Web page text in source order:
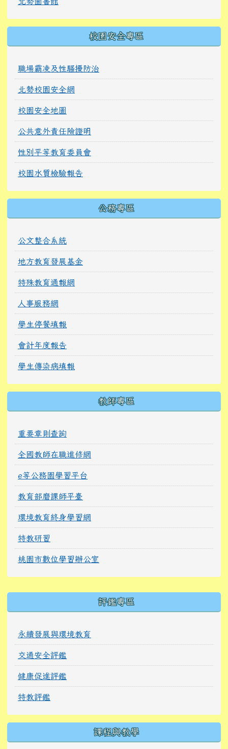
校園安全專區
職場霸凌及性騷擾防治
北勢校園安全網
校園安全地圖
公共意外責任險證明
性別平等教育委員會
校園水質檢驗報告
公務專區
公文整合系統
地方教育發展基金
特殊教育通報網
人事服務網
學生停餐填報
會計年度報告
學生傳染病填報
教師專區
重要章則查詢
全國教師在職進修網
e等公務園學習平台
教育部磨課師平臺
環境教育終身學習網
特教研習
桃園市數位學習辦公室
評鑑專區
永續發展與環境教育
交通安全評鑑
健康促進評鑑
特教評鑑
課程與教學